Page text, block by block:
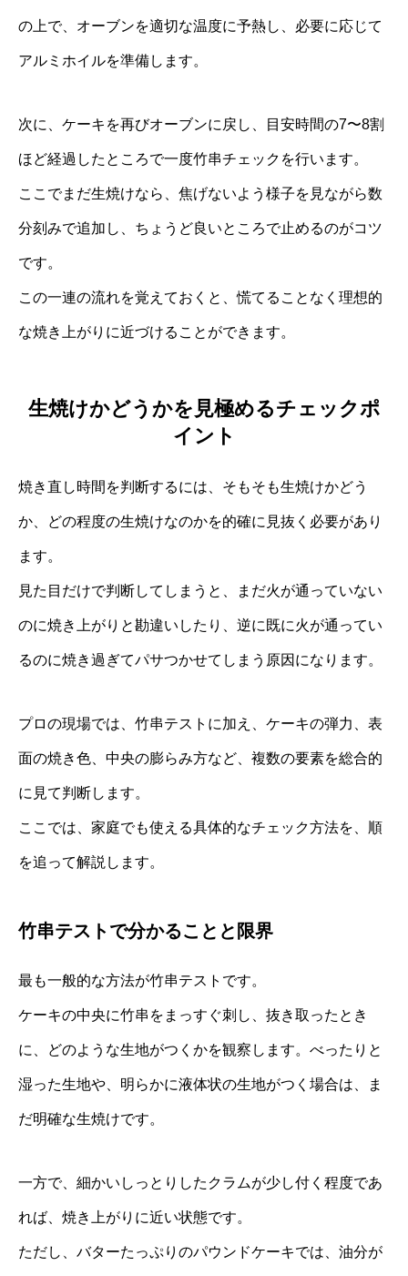
の上で、オーブンを適切な温度に予熱し、必要に応じて
アルミホイルを準備します。
次に、ケーキを再びオーブンに戻し、目安時間の7〜8割
ほど経過したところで一度竹串チェックを行います。
ここでまだ生焼けなら、焦げないよう様子を見ながら数
分刻みで追加し、ちょうど良いところで止めるのがコツ
です。
この一連の流れを覚えておくと、慌てることなく理想的
な焼き上がりに近づけることができます。
生焼けかどうかを見極めるチェックポ
イント
焼き直し時間を判断するには、そもそも生焼けかどう
か、どの程度の生焼けなのかを的確に見抜く必要があり
ます。
見た目だけで判断してしまうと、まだ火が通っていない
のに焼き上がりと勘違いしたり、逆に既に火が通ってい
るのに焼き過ぎてパサつかせてしまう原因になります。
プロの現場では、竹串テストに加え、ケーキの弾力、表
面の焼き色、中央の膨らみ方など、複数の要素を総合的
に見て判断します。
ここでは、家庭でも使える具体的なチェック方法を、順
を追って解説します。
竹串テストで分かることと限界
最も一般的な方法が竹串テストです。
ケーキの中央に竹串をまっすぐ刺し、抜き取ったとき
に、どのような生地がつくかを観察します。べったりと
湿った生地や、明らかに液体状の生地がつく場合は、ま
だ明確な生焼けです。
一方で、細かいしっとりしたクラムが少し付く程度であ
れば、焼き上がりに近い状態です。
ただし、バターたっぷりのパウンドケーキでは、油分が